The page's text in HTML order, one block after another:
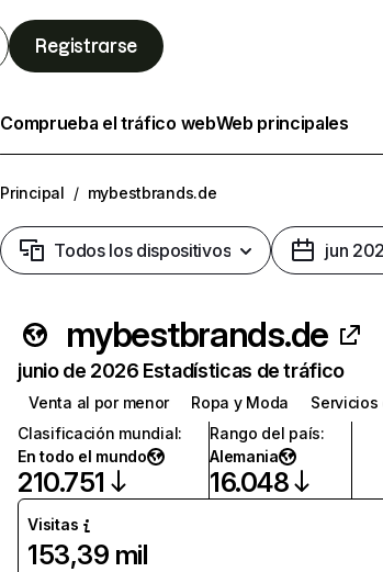
Registrarse
Comprueba el tráfico webWeb principales
Principal / mybestbrands.de
Todos los dispositivos jun
mybestbrands.de
junio de 2026 Estadísticas de tráfico
Venta al por menor Ropa y Moda
Servicios
Clasificación mundial:
En todo el mundo
210.751
Rango del país:
Alemania
16.048
Visitas
153,39 mil